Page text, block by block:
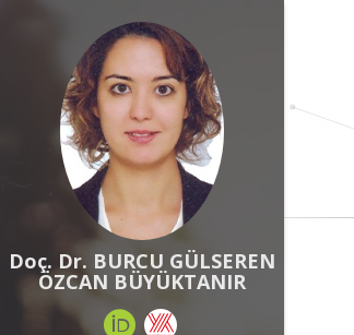
Doç. Dr. BURCU GÜLSEREN
ÖZCAN BÜYÜKTANIR